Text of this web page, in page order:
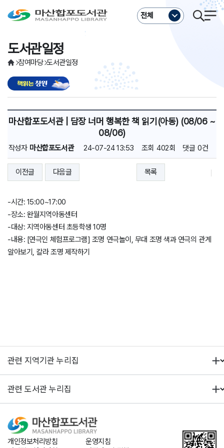
전체
참여마당 도서관일정
도서관일정
마산합포도서관 | 담장 너머 행복한 책 읽기(아동) (08/06 ~
08/06)
작성자 마산합포도서관 24-07-24 13:53 조회 402회 댓글 0건
이전글 다음글 목록
-시간: 15:00~17:00
-장소: 완월지역아동센터
-대상: 지역아동센터 초등학생 10명
-내용: [연극인 체험프로그램] 조명 연극놀이, 무대 조명 색과 연극의 관계
알아보기, 칼라 조명 제작하기
개인정보처리방침
운영지침